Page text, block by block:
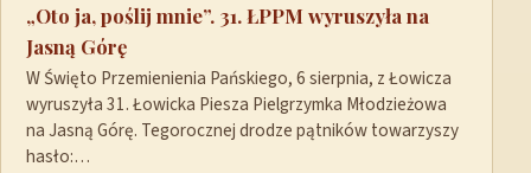
„Oto ja, poślij mnie”. 31. ŁPPM wyruszyła na
Jasną Górę
W Święto Przemienienia Pańskiego, 6 sierpnia, z Łowicza
wyruszyła 31. Łowicka Piesza Pielgrzymka Młodzieżowa
na Jasną Górę. Tegorocznej drodze pątników towarzyszy
hasło:…